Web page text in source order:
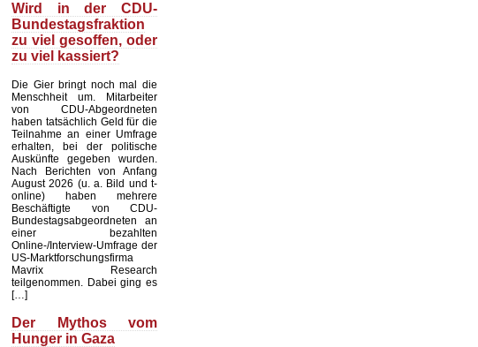
Wird in der CDU-
Bundestagsfraktion
zu viel gesoffen, oder
zu viel kassiert?
Die Gier bringt noch mal die
Menschheit um. Mitarbeiter
von CDU-Abgeordneten
haben tatsächlich Geld für die
Teilnahme an einer Umfrage
erhalten, bei der politische
Auskünfte gegeben wurden.
Nach Berichten von Anfang
August 2026 (u. a. Bild und t-
online) haben mehrere
Beschäftigte von CDU-
Bundestagsabgeordneten an
einer bezahlten
Online-/Interview-Umfrage der
US-Marktforschungsfirma
Mavrix Research
teilgenommen. Dabei ging es
[…]
Der Mythos vom
Hunger in Gaza